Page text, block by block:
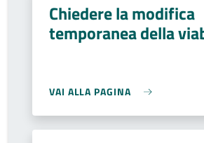
Chiedere la modifica
temporanea della
VAI ALLA PAGINA